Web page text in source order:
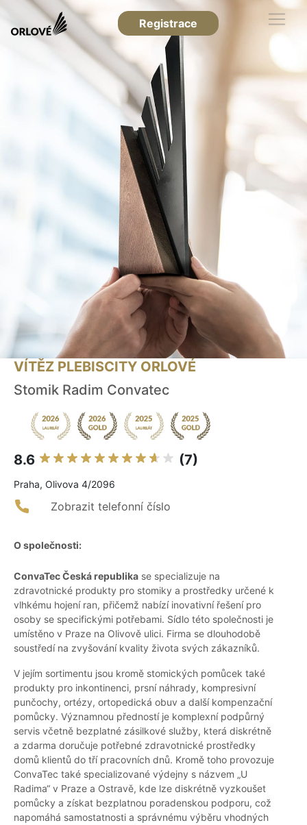
Registrace
VÍTĚZ PLEBISCITY ORLOVÉ
Stomik Radim Convatec
8.6 (7)
Praha, Olivova 4/2096
Zobrazit telefonní číslo
O společnosti:
ConvaTec Česká republika se specializuje na
zdravotnické produkty pro stomiky a prostředky určené k
vlhkému hojení ran, přičemž nabízí inovativní řešení pro
osoby se specifickými potřebami. Sídlo této společnosti je
umístěno v Praze na Olivově ulici. Firma se dlouhodobě
soustředí na zvyšování kvality života svých zákazníků.
V jejím sortimentu jsou kromě stomických pomůcek také
produkty pro inkontinenci, prsní náhrady, kompresivní
punčochy, ortézy, ortopedická obuv a další kompenzační
pomůcky. Významnou předností je komplexní podpůrný
servis včetně bezplatné zásilkové služby, která diskrétně
a zdarma doručuje potřebné zdravotnické prostředky
domů klientů do tří pracovních dnů. Kromě toho provozuje
ConvaTec také specializované výdejny s názvem „U
Radima“ v Praze a Ostravě, kde lze diskrétně vyzkoušet
pomůcky a získat bezplatnou poradenskou podporu, což
napomáhá samostatnosti a správnému výběru vhodných